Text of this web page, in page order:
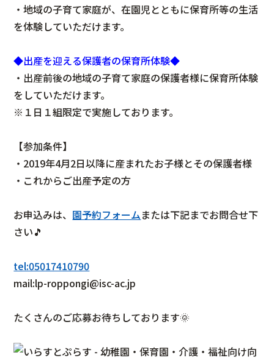
・地域の子育て家庭が、在園児とともに保育所等の生活
を体験していただけます。
◆出産を迎える保護者の保育所体験◆
・出産前後の地域の子育て家庭の保護者様に保育所体験
をしていただけます。
※１日１組限定で実施しております。
【参加条件】
・2019年4月2日以降に産まれたお子様とその保護者様
・これからご出産予定の方
お申込みは、 園予約フォームまたは下記までお問合せ下
さい🎵
tel:05017410790
mail:lp-roppongi@isc-ac.jp
たくさんのご応募お待ちしております🌞